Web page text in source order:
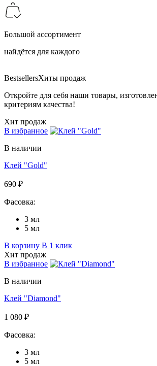
Большой ассортимент
найдётся для каждого
BestsellersХиты продаж
Откройте для себя наши товары,
критериям качества!
Хит продаж
В избранное
В наличии
Клей "Gold"
690 ₽
Фасовка:
3 мл
5 мл
В корзину В 1 клик
Хит продаж
В избранное
В наличии
Клей "Diamond"
1 080 ₽
Фасовка:
3 мл
5 мл